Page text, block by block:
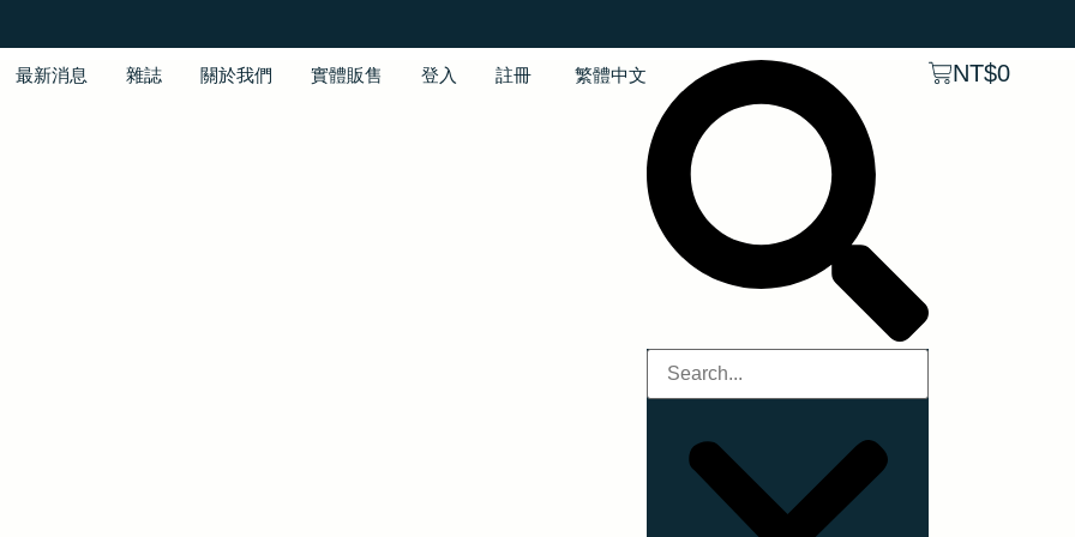
最新消息 雜誌 關於我們 實體販售 登入 註冊 繁體中文 NT$0